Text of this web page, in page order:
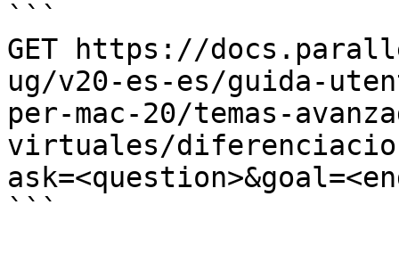
```
GET https://
ug/v20-es-es/guida-
per-mac-20/temas-
virtuales/
```